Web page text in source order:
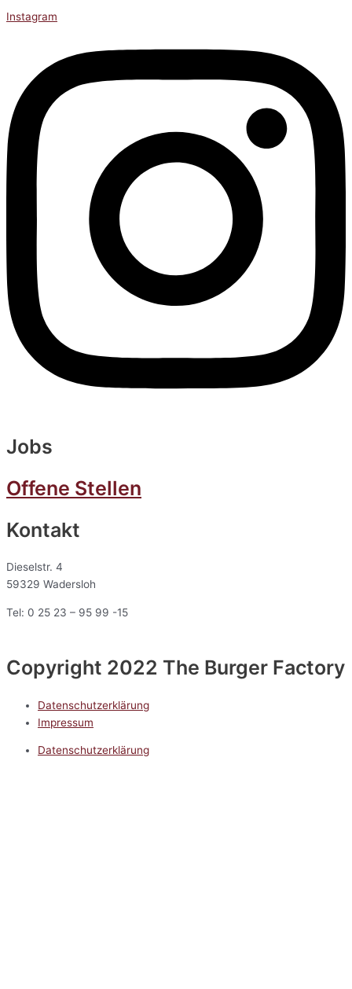
Instagram
Jobs
Offene Stellen
Kontakt
Dieselstr. 4
59329 Wadersloh
Tel: 0 25 23 – 95 99 -15
Copyright 2022 The Burger Factory
Datenschutzerklärung
Impressum
Datenschutzerklärung